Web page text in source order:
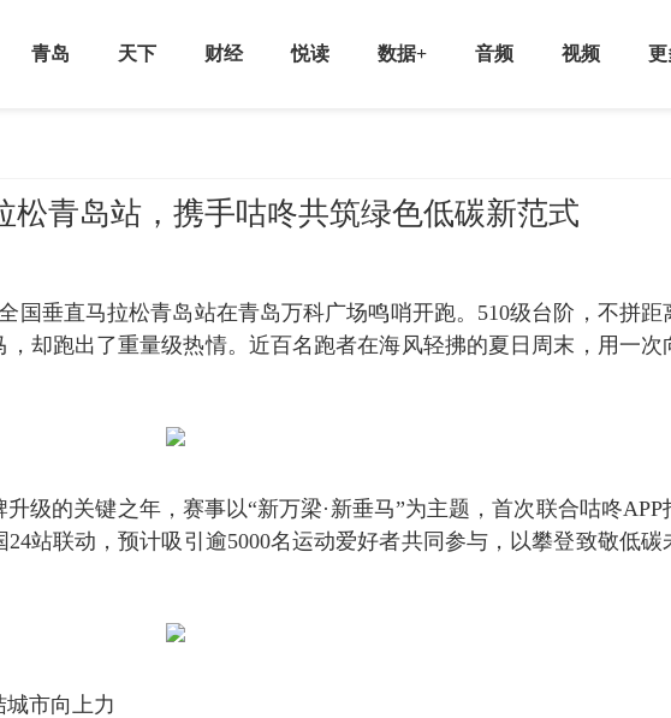
青岛 天下 财经 悦读 数据+ 音频 视频 更
松青岛站，携手咕咚共筑绿色低碳新范式
国垂直马拉松青岛站在青岛万科广场鸣哨开跑。510级台阶，不拼距
却跑出了重量级热情。近百名跑者在海风轻拂的夏日周末，用一次
级的关键之年，赛事以“新万梁·新垂马”为主题，首次联合咕咚APP
站联动，预计吸引逾5000名运动爱好者共同参与，以攀登致敬低碳
市向上力